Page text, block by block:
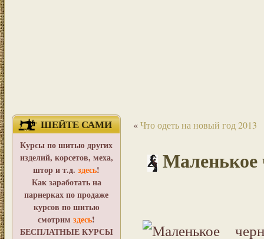
ШЕЙТЕ САМИ
Курсы по шитью других
изделий, корсетов, меха,
штор и т.д. здесь!
Как заработать на
парнерках по продаже
курсов по шитью
смотрим здесь!
БЕСПЛАТНЫЕ КУРСЫ
«Что одеть на новый год 2013
Маленькое